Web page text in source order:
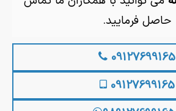
حاصل فرمایید.
09127699165
09127699165